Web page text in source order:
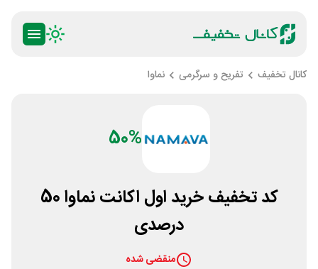
کانال تخفیف تفریح و سرگرمی نماوا
50%
کد تخفیف خرید اول اکانت نماوا 50
درصدی
منقضی شده